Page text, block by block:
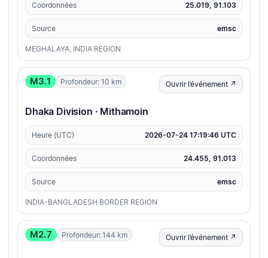
Coordonnées 25.019, 91.103
Source emsc
MEGHALAYA, INDIA REGION
M3.1 Profondeur: 10 km Ouvrir l’événement ↗
Dhaka Division · Mithamoin
Heure (UTC) 2026-07-24 17:19:46 UTC
Coordonnées 24.455, 91.013
Source emsc
INDIA-BANGLADESH BORDER REGION
M2.7 Profondeur: 144 km Ouvrir l’événement ↗